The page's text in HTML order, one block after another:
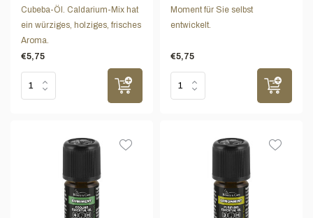
Cubeba-Öl. Caldarium-Mix hat
ein würziges, holziges, frisches
Aroma.
€5,75
Moment für Sie selbst
entwickelt.
€5,75